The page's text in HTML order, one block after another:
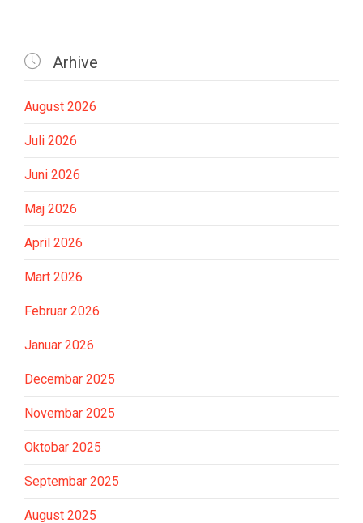
 Arhive
August 2026
Juli 2026
Juni 2026
Maj 2026
April 2026
Mart 2026
Februar 2026
Januar 2026
Decembar 2025
Novembar 2025
Oktobar 2025
Septembar 2025
August 2025